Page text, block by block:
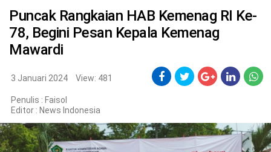
Regional
Nasional
Korupsi
Politik
Puncak Rangkaian HAB Kemenag RI Ke-
78, Begini Pesan Kepala Kemenag
Mawardi
3 Januari 2024 View: 481
Penulis : Faisol
Editor : News Indonesia